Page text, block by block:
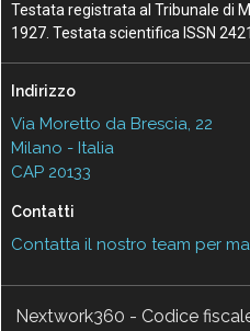
Testata registrata al Tribunale di
1927. Testata scientifica ISSN
Indirizzo
Via Moretto da Brescia, 22
Milano - Italia
CAP 20133
Contatti
Contatta il nostro team per
Nextwork360 - Codice